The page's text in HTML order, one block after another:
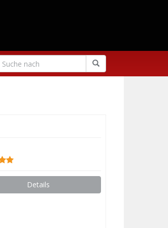
Details